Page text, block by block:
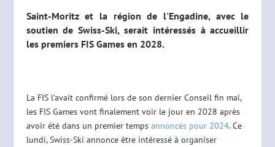
Saint-Moritz et la région de l'Engadine, avec le
soutien de Swiss-Ski, serait intéressés à accueillir
les premiers FIS Games en 2028.
La FIS l’avait confirmé lors de son dernier Conseil fin mai,
les FIS Games vont finalement voir le jour en 2028 après
avoir été dans un premier temps annoncés pour 2024. Ce
lundi, Swiss-Ski annonce être intéressé à organiser